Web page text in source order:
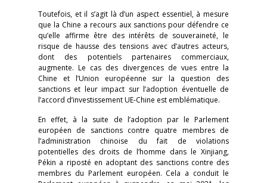
Toutefois, et il s’agit là d’un aspect essentiel, à mesure
que la Chine a recours aux sanctions pour défendre ce
qu’elle affirme être des intérêts de souveraineté, le
risque de hausse des tensions avec d’autres acteurs,
dont des potentiels partenaires commerciaux,
augmente. Le cas des divergences de vues entre la
Chine et l’Union européenne sur la question des
sanctions et leur impact sur l’adoption éventuelle de
l’accord d’investissement UE-Chine est emblématique.
En effet, à la suite de l’adoption par le Parlement
européen de sanctions contre quatre membres de
l’administration chinoise du fait de violations
potentielles des droits de l’homme dans le Xinjiang,
Pékin a riposté en adoptant des sanctions contre des
membres du Parlement européen. Cela a conduit le